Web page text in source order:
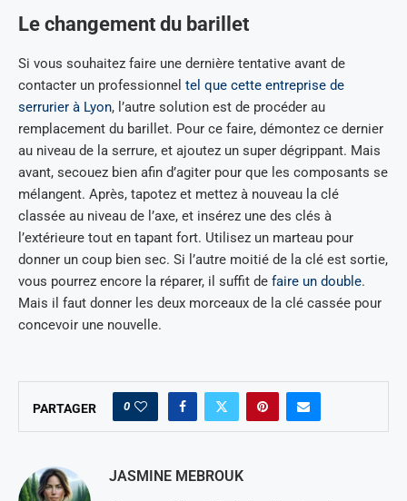
Le changement du barillet
Si vous souhaitez faire une dernière tentative avant de
contacter un professionnel tel que cette entreprise de
serrurier à Lyon, l’autre solution est de procéder au
remplacement du barillet. Pour ce faire, démontez ce dernier
au niveau de la serrure, et ajoutez un super dégrippant. Mais
avant, secouez bien afin d’agiter pour que les composants se
mélangent. Après, tapotez et mettez à nouveau la clé
classée au niveau de l’axe, et insérez une des clés à
l’extérieure tout en tapant fort. Utilisez un marteau pour
donner un coup bien sec. Si l’autre moitié de la clé est sortie,
vous pourrez encore la réparer, il suffit de faire un double.
Mais il faut donner les deux morceaux de la clé cassée pour
concevoir une nouvelle.
PARTAGER 0
JASMINE MEBROUK